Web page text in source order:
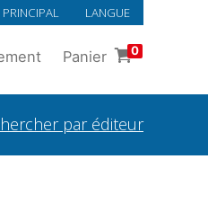
LANGUE
Panier 0
par éditeur